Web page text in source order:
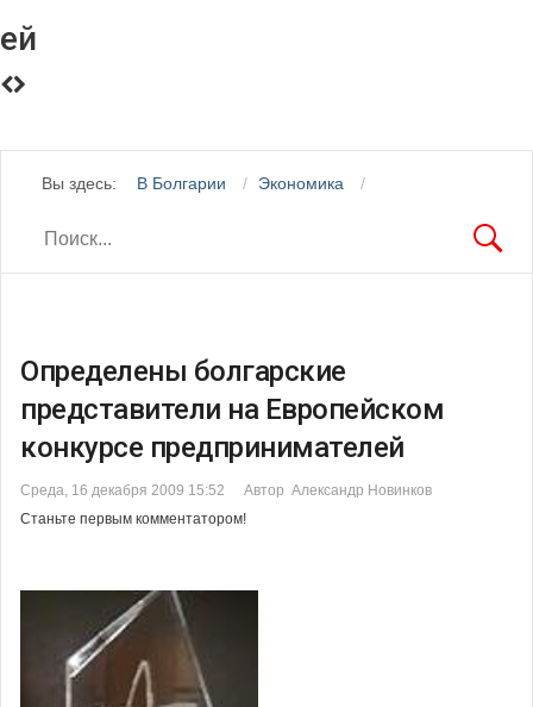
ей
Вы здесь: В Болгарии Экономика
Определены болгарские
представители на Европейском
конкурсе предпринимателей
Среда, 16 декабря 2009 15:52
Автор Александр Новинков
Станьте первым комментатором!